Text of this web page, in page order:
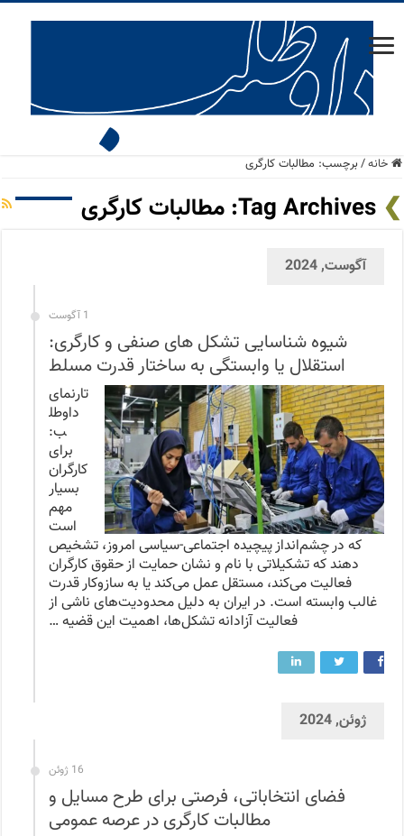
خانه/ برچسب: مطالبات کارگری
Tag Archives: مطالبات کارگری
آگوست, 2024
1 آگوست
شیوه شناسایی تشکل های صنفی و کارگری:
استقلال یا وابستگی به ساختار قدرت مسلط
تارنمای
داوطل
ب:
برای
کارگران
بسیار
مهم
است
که در چشم‌انداز پیچیده اجتماعی-سیاسی امروز، تشخیص
دهند که تشکیلاتی با نام و نشان حمایت از حقوق کارگران
فعالیت می‌کند، مستقل عمل می‌کند یا به سازوکار قدرت
غالب وابسته است. در ایران به دلیل محدودیت‌های ناشی از
فعالیت آزادانه تشکل‌ها، اهمیت این قضیه …
ژوئن, 2024
16 ژوئن
فضای انتخاباتی، فرصتی برای طرح مسایل و
مطالبات کارگری در عرصه عمومی